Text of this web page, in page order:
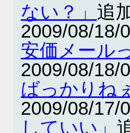
ない？」 追
2009/08/18/
安価メール
2009/08/18/
ばっかりね
2009/08/17/
していい」